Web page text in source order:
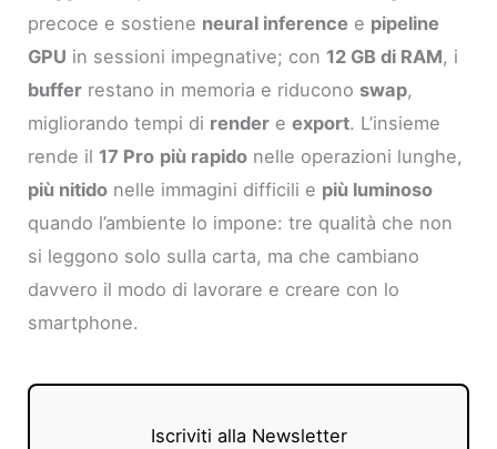
precoce e sostiene neural inference e pipeline
GPU in sessioni impegnative; con 12 GB di RAM, i
buffer restano in memoria e riducono swap,
migliorando tempi di render eexport. L’insieme
rende il 17 Pro più rapido nelle operazioni lunghe,
più nitido nelle immagini difficili e più luminoso
quando l’ambiente lo impone: tre qualità che non
si leggono solo sulla carta, ma che cambiano
davvero il modo di lavorare e creare con lo
smartphone.
Iscriviti alla Newsletter